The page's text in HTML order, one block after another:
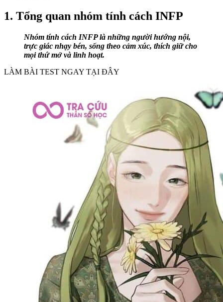
1. Tổng quan nhóm tính cách INFP
Nhóm tính cách INFP là những người hướng nội,
trực giác nhạy bén, sống theo cảm xúc, thích giữ cho
mọi thứ mở và linh hoạt.
LÀM BÀI TEST NGAY TẠI ĐÂY